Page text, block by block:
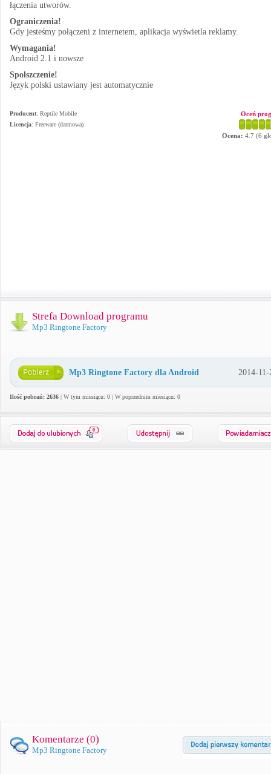
łączenia utworów.
Ograniczenia!
Gdy jesteśmy połączeni z internetem, aplikacja wyświetla reklamy.
Wymagania!
Android 2.1 i nowsze
Spolszczenie!
Język polski ustawiany jest automatycznie
Producent: Reptile Mobile
Licencja: Freeware (darmowa)
Oceń
Ocena: 4.7 (6
Strefa Download programu
Mp3 Ringtone Factory
Mp3 Ringtone Factory dla Android 2014-11-
Ilość pobrań: 2636 | W tym miesiącu: 0 | W poprzednim miesiącu: 0
0
Komentarze (0)
Mp3 Ringtone Factory